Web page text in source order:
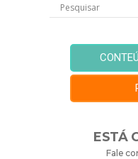
ESTÁ
Fale